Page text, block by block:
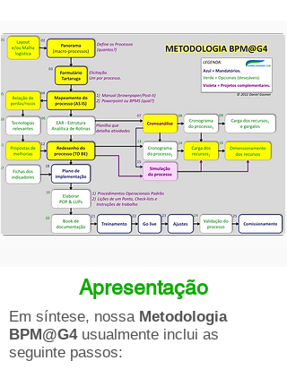
Apresentação
Em síntese, nossa Metodologia
BPM@G4usualmente inclui as
seguinte passos: